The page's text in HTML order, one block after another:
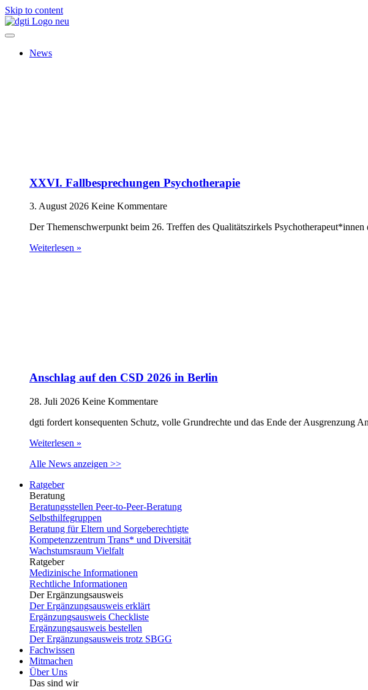
Skip to content
News
XXVI. Fallbesprechungen Psychotherapie
3. August 2026 Keine Kommentare
Der Themenschwerpunkt beim 26. Treffen des Qualitätszirkels
Weiterlesen »
Anschlag auf den CSD 2026 in Berlin
28. Juli 2026 Keine Kommentare
dgti fordert konsequenten Schutz, volle Grundrechte und das Ende der Ausgrenzung
Weiterlesen »
Alle News anzeigen >>
Ratgeber
Beratung
Beratungsstellen Peer-to-Peer-Beratung
Selbsthilfegruppen
Beratung für Eltern und Sorgeberechtigte
Kompetenzzentrum Trans* und Diversität
Wachstumsraum Vielfalt
Ratgeber
Medizinische Informationen
Rechtliche Informationen
Der Ergänzungsausweis
Der Ergänzungsausweis erklärt
Ergänzungsausweis Checkliste
Ergänzungsausweis bestellen
Der Ergänzungsausweis trotz SBGG
Fachwissen
Mitmachen
Über Uns
Das sind wir